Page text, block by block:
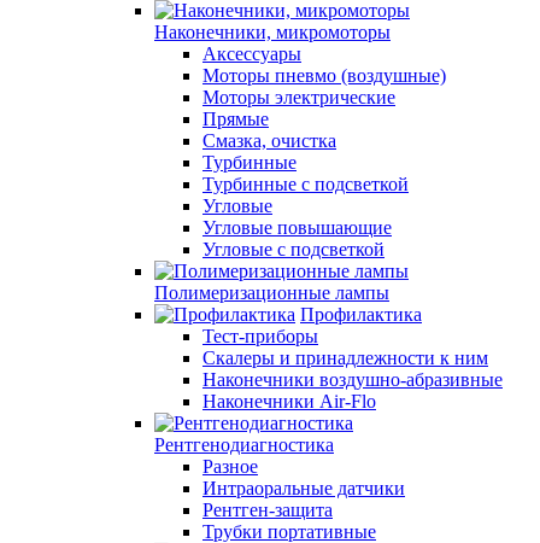
Наконечники, микромоторы
Аксессуары
Моторы пневмо (воздушные)
Моторы электрические
Прямые
Смазка, очистка
Турбинные
Турбинные с подсветкой
Угловые
Угловые повышающие
Угловые с подсветкой
Полимеризационные лампы
Профилактика
Тест-приборы
Скалеры и принадлежности к ним
Наконечники воздушно-абразивные
Наконечники Air-Flo
Рентгенодиагностика
Разное
Интраоральные датчики
Рентген-защита
Трубки портативные